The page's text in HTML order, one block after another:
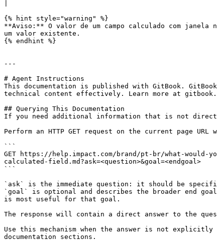
{% hint style="warning" %}
**Aviso:** O valor de um campo calculado com janela
um valor existente.
{% endhint %}
---
# Agent Instructions
This documentation is published with GitBook.
technical content effectively. Learn more at
## Querying This Documentation
If you need additional information that is not
Perform an HTTP GET request on the current page
```
GET https://help.impact.com/brand/pt-br/what-would-
calculated-field.md?ask=<question>&goal=<endgoal>
```
`ask` is the immediate question: it should be
`goal` is optional and describes the broader end
is most useful for that goal.
The response will contain a direct answer to the
Use this mechanism when the answer is not